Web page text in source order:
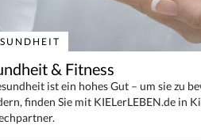
& Fitness
ist ein hohes Gut – um sie zu
finden Sie mit KIELerLEBEN.de in